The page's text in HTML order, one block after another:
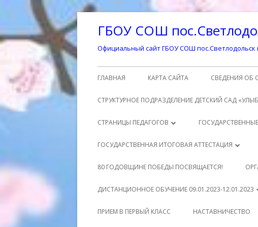
Перейти
к
содержимому
ГБОУ СОШ
Официальный сайт ГБОУ СОШ пос.Светлодольск
Основное
меню
ГЛАВНАЯ КАРТА САЙТА СВЕДЕНИЯ ОБ
ОСНОВНЫЕ
СТРУКТУРА И
СТРУКТУРНОЕ ПОДРАЗДЕЛЕНИЕ ДЕТСКИЙ САД
СТРАНИЦЫ ПЕДАГОГОВ
ШМАТЕНКО ЕЛЕНА ВЛАДИМИРОВНА РОДИТЕЛЯМ
МАТЕРИАЛЫ
МУХРАНОВА ЕКАТЕРИНА
УЧАЩИМСЯ
ГОСУДАРСТВЕННАЯ ИТОГОВАЯ АТТЕСТАЦИЯ
ГОСУДАРСТВЕННАЯ ИТОГОВАЯ
АТТЕСТАЦИЯ 11 КЛАСС
80 ГОДОВЩИНЕ ПОБЕДЫ ПОСВЯЩАЕТСЯ!
ДИСТАНЦИОННОЕ ОБУЧЕНИЕ 09.01.2023-12.01.2023
РАСПИСАНИЕ УРОКОВ 1 КЛАСС
ПРИЕМ В ПЕРВЫЙ КЛАСС НАСТАВНИЧЕСТВО